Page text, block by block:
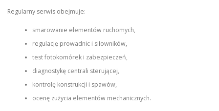
Regularny serwis obejmuje:
smarowanie elementów ruchomych,
regulację prowadnic i siłowników,
test fotokomórek i zabezpieczeń,
diagnostykę centrali sterującej,
kontrolę konstrukcji i spawów,
ocenę zużycia elementów mechanicznych.